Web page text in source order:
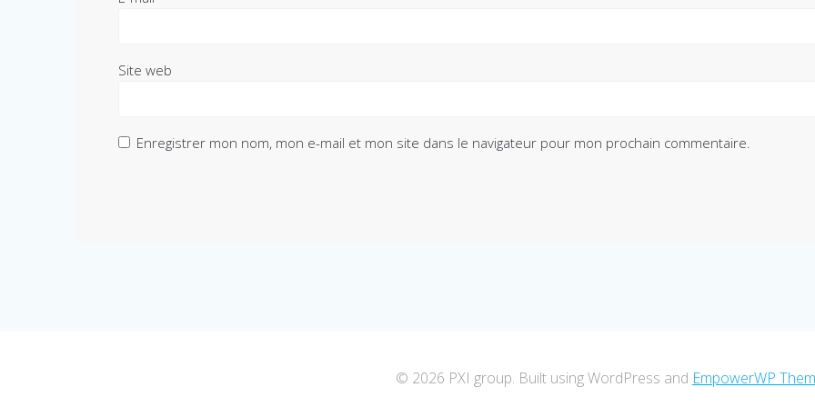
Site web
Enregistrer mon nom, mon e-mail et mon site dans le navigateur pour mon prochain commentaire.
© 2026 PXI group. Built using WordPress and EmpowerWP